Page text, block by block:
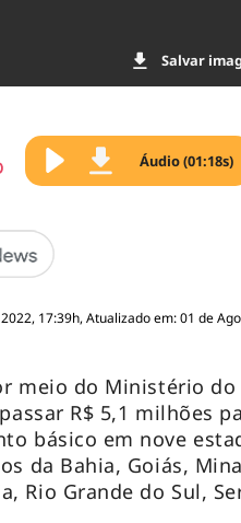
Salvar
Áudio (01:18s)
17:39h, Atualizado em: 01 de
meio do Ministério
R$ 5,1 milhões
básico em nove
da Bahia, Goiás,
Rio Grande do Sul,